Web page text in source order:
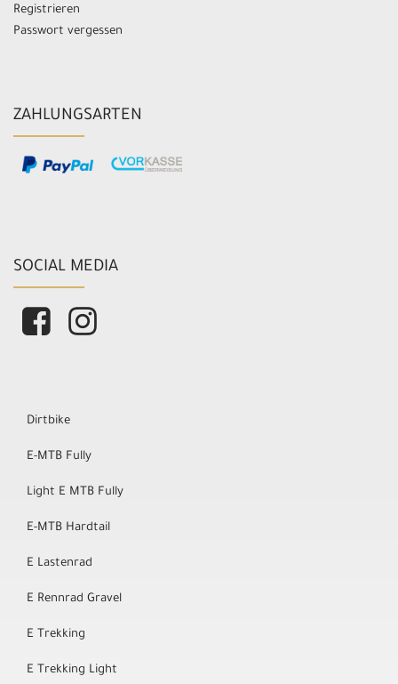
Registrieren
Passwort vergessen
ZAHLUNGSARTEN
SOCIAL MEDIA
Dirtbike
E-MTB Fully
Light E MTB Fully
E-MTB Hardtail
E Lastenrad
E Rennrad Gravel
E Trekking
E Trekking Light